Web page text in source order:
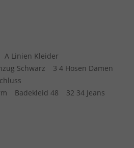
A Linien Kleider
Schwarz
3 4 Hosen Damen
Badekleid 48
32 34 Jeans